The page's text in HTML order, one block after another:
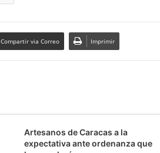
Compartir via Correo Imprimir
Artesanos de Caracas a la
expectativa ante ordenanza que